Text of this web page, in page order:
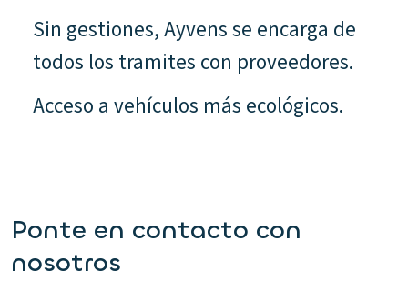
Sin gestiones, Ayvens se encarga de
todos los tramites con proveedores.
Acceso a vehículos más ecológicos.
Ponte en contacto con
nosotros